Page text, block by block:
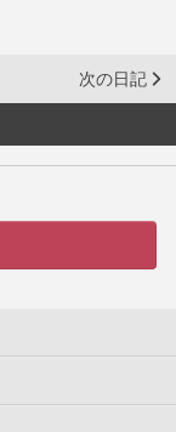
次の日記